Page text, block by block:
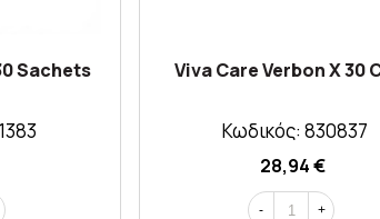
Sachets Viva Care Verbon X 30
Κωδικός: 830837
28,94 €
- +